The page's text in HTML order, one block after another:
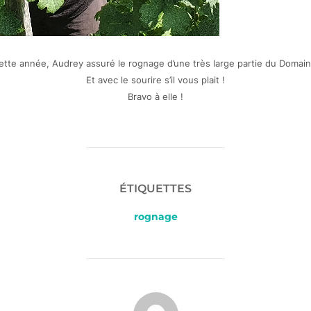
année, Audrey assuré le rognage d’une très large partie du
Et avec le sourire s’il vous plait !
Bravo à elle !
ÉTIQUETTES
rognage
AUTEUR DE LA PUBLICATION